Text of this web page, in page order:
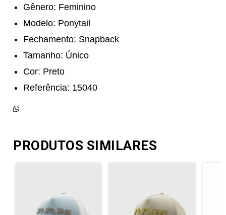
Gênero: Feminino
Modelo: Ponytail
Fechamento: Snapback
Tamanho: Único
Cor: Preto
Referência: 15040
PRODUTOS SIMILARES